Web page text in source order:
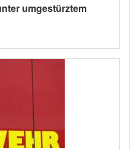
umgestürztem